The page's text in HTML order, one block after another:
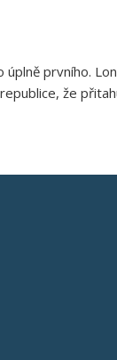
prvního.
že